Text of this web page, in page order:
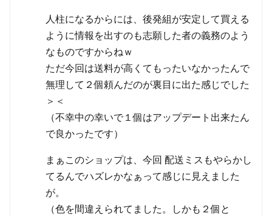
人柱になるからには、後発組が安定して買える
ように情報を出すのも志願した者の義務のよう
なものですからねｗ
ただ今回は送料が高くてもったいなかったんで
無理して２個頼んだのが裏目に出た感じでした
＞＜
（不幸中の幸いで１個はアップデート出来たん
で良かったです）
まぁこのショップは、今回 配送ミスもやらかし
てるんでハズレかなぁって感じに見えました
が。
（色を間違えられてました。しかも２個と